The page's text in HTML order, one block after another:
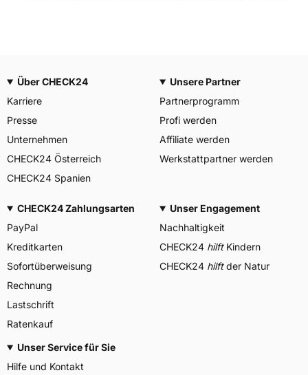
Über CHECK24
Karriere
Presse
Unternehmen
CHECK24 Österreich
CHECK24 Spanien
Unsere Partner
Partnerprogramm
Profi werden
Affiliate werden
Werkstattpartner werden
CHECK24 Zahlungsarten
PayPal
Kreditkarten
Sofortüberweisung
Rechnung
Lastschrift
Ratenkauf
Unser Engagement
Nachhaltigkeit
CHECK24 hilftKindern
CHECK24 hilftder Natur
Unser Service für Sie
Hilfe und Kontakt